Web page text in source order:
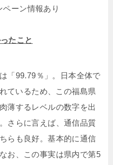
ーン情報あり
たこと
「99.79％」。日本全体で
ているため、この福島県
薄するレベルの数字を出
さらに言えば、通信品質
らも良好。基本的に通信
お、この事実は県内で第5